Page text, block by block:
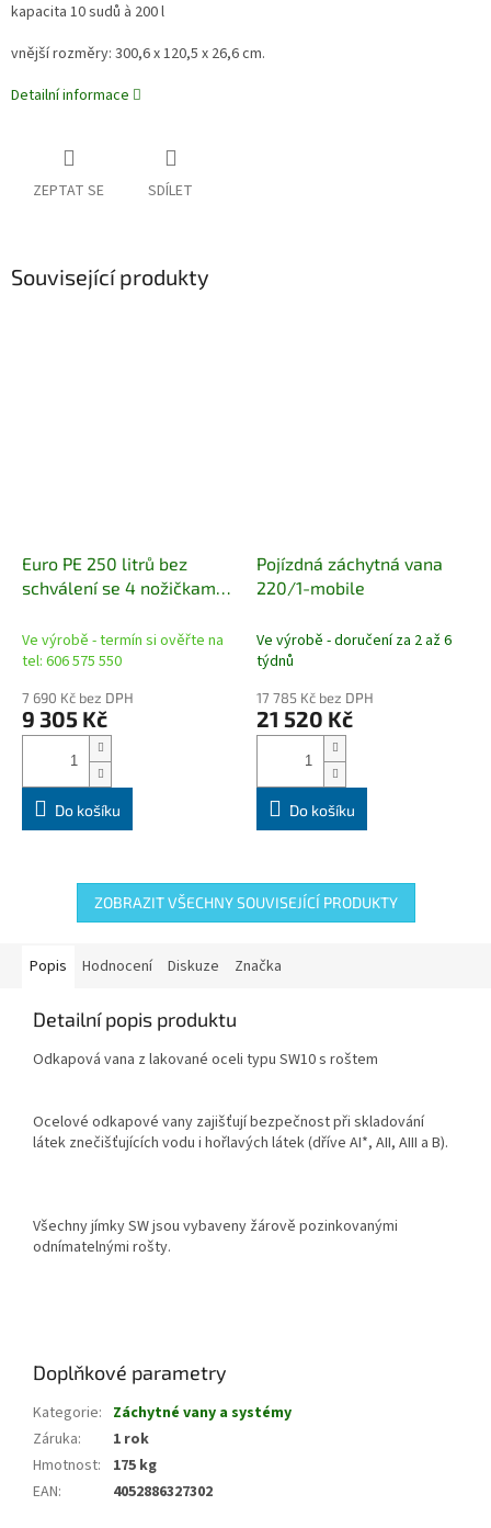
kapacita 10 sudů à 200 l
vnější rozměry: 300,6 x 120,5 x 26,6 cm.
Detailní informace
ZEPTAT SE SDÍLET
Související produkty
Euro PE 250 litrů bez
schválení se 4 nožičkami
PE roštem
Ve výrobě - termín si ověřte na
tel: 606 575 550
7 690 Kč bez DPH
9 305 Kč
Do košíku
Pojízdná záchytná vana
220/1-mobile
Ve výrobě - doručení za 2 až 6
týdnů
17 785 Kč bez DPH
21 520 Kč
Do košíku
ZOBRAZIT VŠECHNY SOUVISEJÍCÍ PRODUKTY
Popis Hodnocení Diskuze Značka
Detailní popis produktu
Odkapová vana z lakované oceli typu SW10 s roštem
Ocelové odkapové vany zajišťují bezpečnost při skladování
látek znečišťujících vodu i hořlavých látek (dříve AI*, AII, AIII a B).
Všechny jímky SW jsou vybaveny žárově pozinkovanými
odnímatelnými rošty.
Doplňkové parametry
Kategorie: Záchytné vany a systémy
Záruka:
1 rok
Hmotnost:
175 kg
EAN: 4052886327302